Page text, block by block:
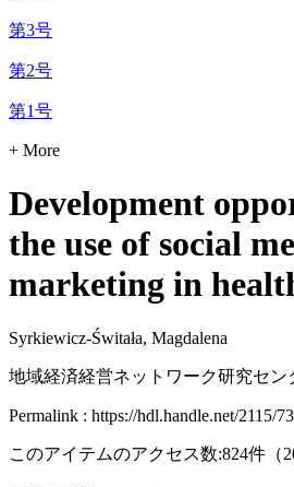
第3号
第2号
第1号
+ More
Development
the use of social
marketing in
Syrkiewicz-Świtała, Magdalena
地域経済経営ネットワーク研究セン
Permalink : https://hdl.handle.net/2115/
このアイテムのアクセス数:824件 （